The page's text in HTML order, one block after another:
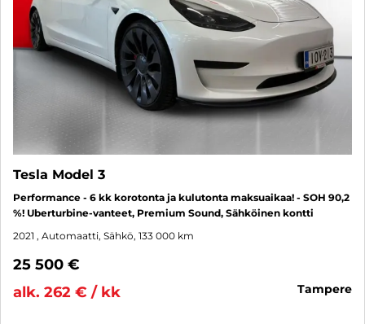
Tesla Model 3
Performance - 6 kk korotonta ja kulutonta maksuaikaa! - SOH 90,2
%! Uberturbine-vanteet, Premium Sound, Sähköinen kontti
2021 , Automaatti, Sähkö, 133 000 km
25 500 €
alk. 262 € / kk
tampere